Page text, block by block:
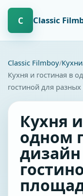
С
Сlassic
Сlassic Filmboy Кухни
Кухня и гостиная в
гостиной для
Кухня
одном